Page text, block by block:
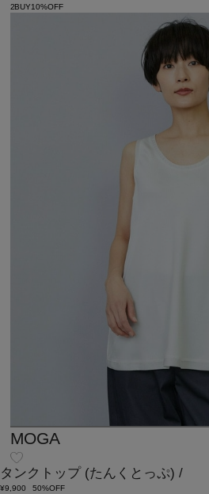
2BUY10%OFF
MOGA
タンクトップ (たんくとっぷ) /
¥9,900
50%OFF